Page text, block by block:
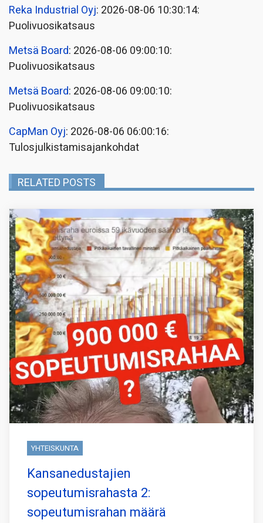
Reka Industrial Oyj: 2026-08-06 10:30:14:
Puolivuosikatsaus
Metsä Board: 2026-08-06 09:00:10:
Puolivuosikatsaus
Metsä Board: 2026-08-06 09:00:10:
Puolivuosikatsaus
CapMan Oyj: 2026-08-06 06:00:16:
Tulosjulkistamisajankohdat
RELATED POSTS
YHTEISKUNTA
Kansanedustajien
sopeutumisrahasta 2:
sopeutumisrahan määrä